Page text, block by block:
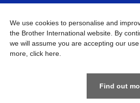
Indonesia Jaringan Global
Privacy Policy Ketentuan Penggunaan Site Map
Rights Reserved
We use cookies to personalise and
the Brother International website. By
we will assume you are accepting our
more, click here
Find out